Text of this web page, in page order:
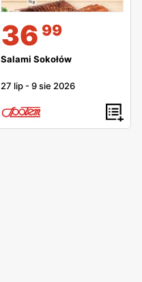
36 99
Salami Sokołów
27 lip -9 sie 2026